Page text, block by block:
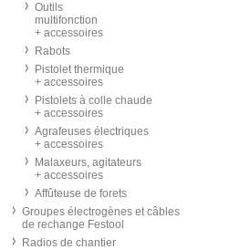
Outils
multifonction
+ accessoires
Rabots
Pistolet thermique
+ accessoires
Pistolets à colle chaude
+ accessoires
Agrafeuses électriques
+ accessoires
Malaxeurs, agitateurs
+ accessoires
Affûteuse de forets
Groupes électrogènes et câbles
de rechange Festool
Radios de chantier